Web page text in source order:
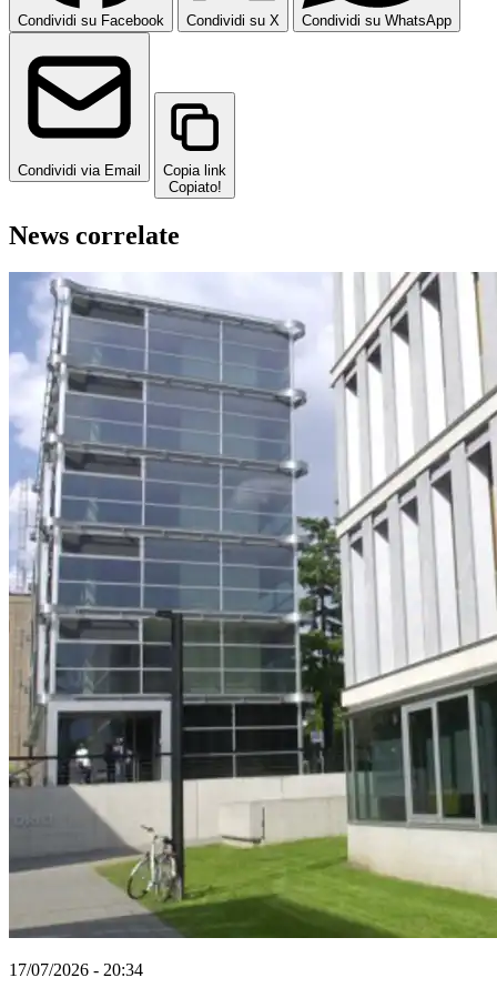
Condividi su Facebook Condividi su X Condividi su WhatsApp
Condividi via Email
Copia link
Copiato!
News correlate
17/07/2026 - 20:34